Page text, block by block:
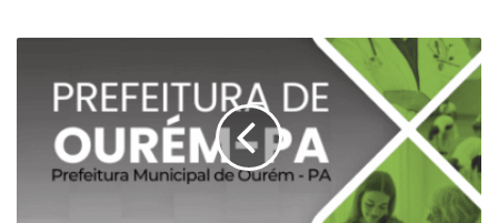
Agente
Combate
Endemias